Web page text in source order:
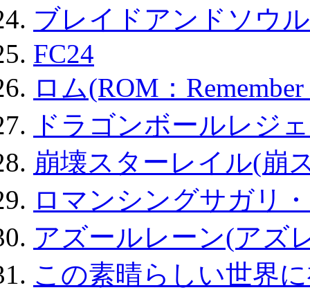
ブレイドアンドソウ
FC24
ロム(ROM：
ドラゴンボールレジ
崩壊スターレイル(崩
ロマンシングサガリ
アズールレーン(アズ
この素晴らしい世界